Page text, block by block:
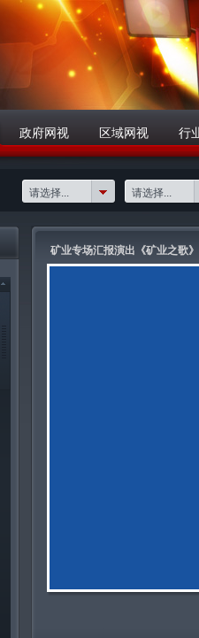
政府网视 区域网视 行
请选择... 请选择...
矿业专场汇报演出《矿业之歌